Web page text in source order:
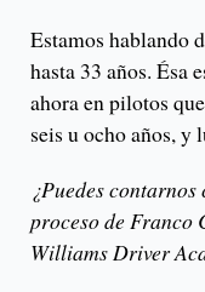
Estamos hablando
hasta 33 años. Ésa
ahora en pilotos
seis u ocho años, y
¿Puedes
proceso de Franco
Williams Driver